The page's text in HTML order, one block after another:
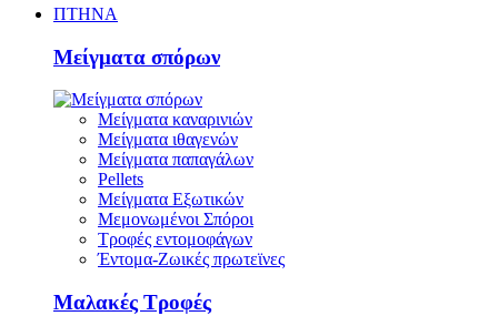
ΠΤΗΝΑ
Μείγματα σπόρων
Μείγματα καναρινιών
Μείγματα ιθαγενών
Μείγματα παπαγάλων
Pellets
Μείγματα Εξωτικών
Μεμονωμένοι Σπόροι
Τροφές εντομοφάγων
Έντομα-Ζωικές πρωτεϊνες
Μαλακές Τροφές